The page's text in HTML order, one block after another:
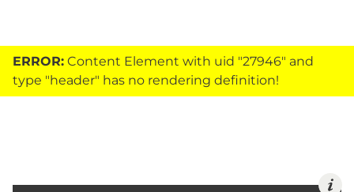
ERROR: Content Element with uid "27946" and
type "header" has no rendering definition!